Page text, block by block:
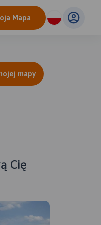
Mapa
mapy
Cię